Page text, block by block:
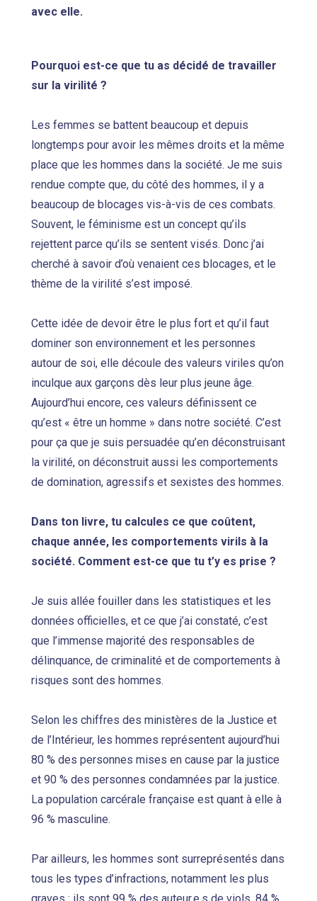
avec elle.
Pourquoi est-ce que tu as décidé de travailler
sur la virilité ?
Les femmes se battent beaucoup et depuis
longtemps pour avoir les mêmes droits et la même
place que les hommes dans la société. Je me suis
rendue compte que, du côté des hommes, il y a
beaucoup de blocages vis-à-vis de ces combats.
Souvent, le féminisme est un concept qu’ils
rejettent parce qu’ils se sentent visés. Donc j’ai
cherché à savoir d’où venaient ces blocages, et le
thème de la virilité s’est imposé.
Cette idée de devoir être le plus fort et qu’il faut
dominer son environnement et les personnes
autour de soi, elle découle des valeurs viriles qu’on
inculque aux garçons dès leur plus jeune âge.
Aujourd’hui encore, ces valeurs définissent ce
qu’est « être un homme » dans notre société. C’est
pour ça que je suis persuadée qu’en déconstruisant
la virilité, on déconstruit aussi les comportements
de domination, agressifs et sexistes des hommes.
Dans ton livre, tu calcules ce que coûtent,
chaque année, les comportements virils à la
société. Comment est-ce que tu t’y es prise ?
Je suis allée fouiller dans les statistiques et les
données officielles, et ce que j’ai constaté, c’est
que l’immense majorité des responsables de
délinquance, de criminalité et de comportements à
risques sont des hommes.
Selon les chiffres des ministères de la Justice et
de l’Intérieur, les hommes représentent aujourd’hui
80 % des personnes mises en cause par la justice
et 90 % des personnes condamnées par la justice.
La population carcérale française est quant à elle à
96 % masculine.
Par ailleurs, les hommes sont surreprésentés dans
tous les types d’infractions, notamment les plus
graves : ils sont 99 % des auteur.e.s de viols, 84 %